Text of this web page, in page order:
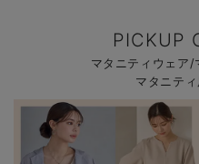
PICKUP
マタニティウェア
マタニテ